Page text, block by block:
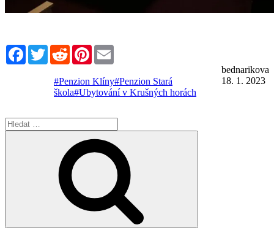
FacebookTwitterRedditPinterest
bednarikova
18. 1. 2023
#Penzion Klíny#Penzion Stará
škola#Ubytování v Krušných horách
Hledat: